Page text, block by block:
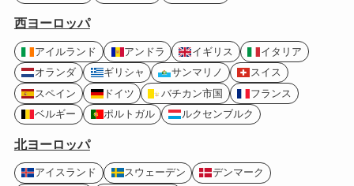
西ヨーロッパ
アイルランド アンドラ イギリス
イタリア
オランダ
ギリシャ サンマリノ
スイス
スペイン
ドイツ バチカン市国
フランス
ベルギー
ポルトガル ルクセンブルク
北ヨーロッパ
アイスランド スウェーデン
デンマーク